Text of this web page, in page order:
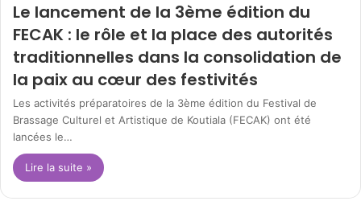
Le lancement de la 3ème édition du
FECAK : le rôle et la place des autorités
traditionnelles dans la consolidation de
la paix au cœur des festivités
Les activités préparatoires de la 3ème édition du Festival de
Brassage Culturel et Artistique de Koutiala (FECAK) ont été
lancées le…
Lire la suite »